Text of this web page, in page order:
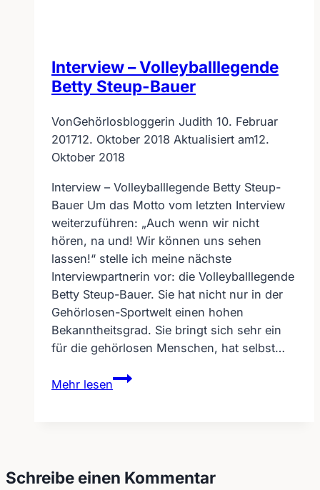
Interview – Volleyballlegende
Betty Steup-Bauer
VonGehörlosbloggerin Judith 10. Februar
201712. Oktober 2018 Aktualisiert am12.
Oktober 2018
Interview – Volleyballlegende Betty Steup-
Bauer Um das Motto vom letzten Interview
weiterzuführen: „Auch wenn wir nicht
hören, na und! Wir können uns sehen
lassen!“ stelle ich meine nächste
Interviewpartnerin vor: die Volleyballlegende
Betty Steup-Bauer. Sie hat nicht nur in der
Gehörlosen-Sportwelt einen hohen
Bekanntheitsgrad. Sie bringt sich sehr ein
für die gehörlosen Menschen, hat selbst…
Mehr lesen
Interview
–
Schreibe einen Kommentar